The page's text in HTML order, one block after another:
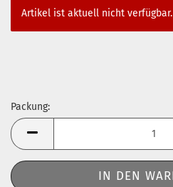
Artikel ist aktuell nicht verfügbar.
Packung:
Packung